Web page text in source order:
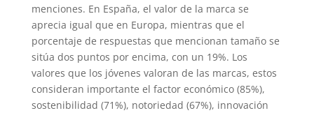
menciones. En España, el valor de la marca se
aprecia igual que en Europa, mientras que el
porcentaje de respuestas que mencionan tamaño se
sitúa dos puntos por encima, con un 19%. Los
valores que los jóvenes valoran de las marcas, estos
consideran importante el factor económico (85%),
sostenibilidad (71%), notoriedad (67%), innovación